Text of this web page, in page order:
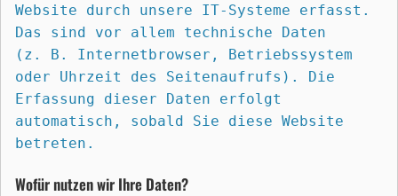
Website durch unsere IT-Systeme erfasst.
Das sind vor allem technische Daten
(z. B. Internetbrowser, Betriebssystem
oder Uhrzeit des Seitenaufrufs). Die
Erfassung dieser Daten erfolgt
automatisch, sobald Sie diese Website
betreten.
Wofür nutzen wir Ihre Daten?